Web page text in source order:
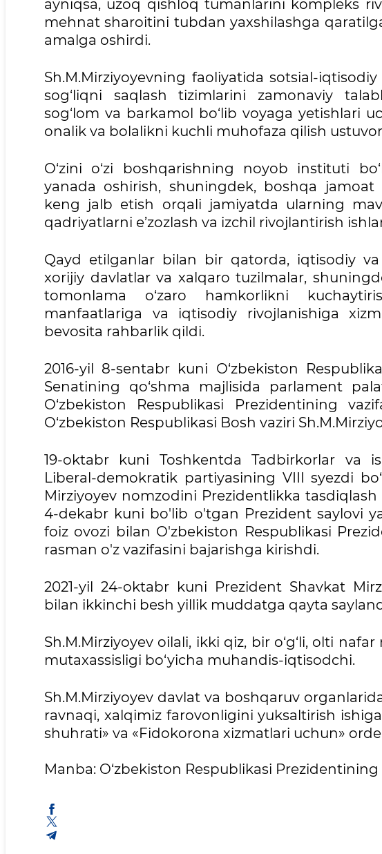
ayniqsa, uzoq qishloq tumanlarini kompleks
mehnat sharoitini tubdan yaxshilashga
amalga oshirdi.
Sh.M.Mirziyoyevning faoliyatida sotsial-
sog‘liqni saqlash tizimlarini zamonaviy
sog‘lom va barkamol bo‘lib voyaga yetishlari
onalik va bolalikni kuchli muhofaza qilish
O‘zini o‘zi boshqarishning noyob instituti
yanada oshirish, shuningdek, boshqa
keng jalb etish orqali jamiyatda ularning
qadriyatlarni e’zozlash va izchil rivojlantirish
Qayd etilganlar bilan bir qatorda, iqtisodiy
xorijiy davlatlar va xalqaro tuzilmalar,
tomonlama o‘zaro hamkorlikni
manfaatlariga va iqtisodiy rivojlanishiga
bevosita rahbarlik qildi.
2016-yil 8-sentabr kuni O‘zbekiston
Senatining qo‘shma majlisida parlament
O‘zbekiston Respublikasi Prezidentining
O‘zbekiston Respublikasi Bosh vaziri
19-oktabr kuni Toshkentda Tadbirkorlar va
Liberal-demokratik partiyasining VIII syezdi
Mirziyoyev nomzodini Prezidentlikka tasdiqlash
4-dekabr kuni bo'lib o'tgan Prezident saylovi
foiz ovozi bilan O'zbekiston Respublikasi
rasman o'z vazifasini bajarishga kirishdi.
2021-yil 24-oktabr kuni Prezident Shavkat
bilan ikkinchi besh yillik muddatga qayta
Sh.M.Mirziyoyev oilali, ikki qiz, bir o‘g‘li, olti
mutaxassisligi bo‘yicha muhandis-iqtisodchi.
Sh.M.Mirziyoyev davlat va boshqaruv
ravnaqi, xalqimiz farovonligini yuksaltirish
shuhrati» va «Fidokorona xizmatlari uchun»
Manba: O‘zbekiston Respublikasi